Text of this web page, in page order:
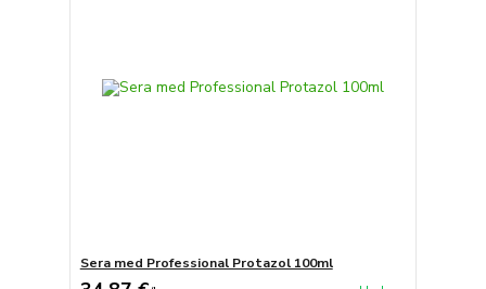
Sera med Professional Protazol 100ml